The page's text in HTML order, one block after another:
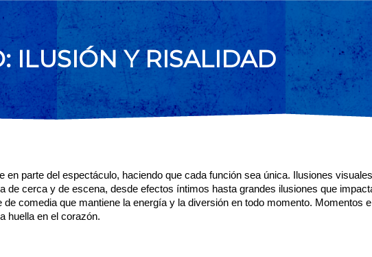
ILUSIÓN Y RISALIDAD
en parte del espectáculo, haciendo que cada función sea única. Ilusiones
de cerca y de escena, desde efectos íntimos hasta grandes ilusiones que
comedia que mantiene la energía y la diversión en todo momento. Momentos
huella en el corazón.